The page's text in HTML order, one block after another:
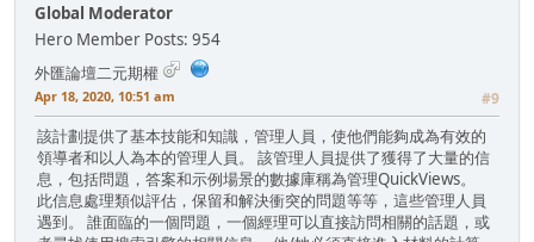
Global Moderator
Hero Member Posts: 954
外匯論壇二元期權
Apr 18, 2020, 10:51 am #9
該計劃提供了基本技能和知識，管理人員，使他們能夠成為有效的
領導者和以人為本的管理人員。 該管理人員提供了獲得了大量的信
息，包括問題，答案和示例場景的數據庫稱為管理QuickViews。
此信息處理類似評估，保留和解決衝突的問題等等，這些管理人員
遇到。 誰面臨的一個問題，一個經理可以直接訪問相關的話題，或